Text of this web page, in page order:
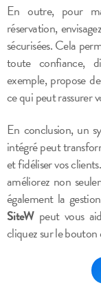
En outre, pour
réservation,
sécurisées. Cela
toute confiance,
exemple, propose
ce qui peut rassurer
En conclusion, un
intégré peut
et fidéliser vos
améliorez non
également la
SiteWpeut vous
cliquez sur le bouton